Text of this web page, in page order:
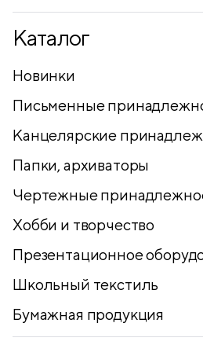
Каталог
Новинки
Письменные
Канцелярские
Папки, архиваторы
Чертежные
Хобби и творчество
Презентационное
Школьный текстиль
Бумажная продукция